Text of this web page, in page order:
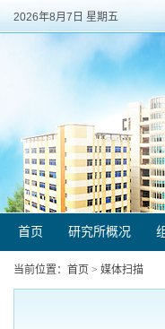
2026年8月7日 星期五
首页 研究所概况
当前位置： 首页 > 媒体扫描